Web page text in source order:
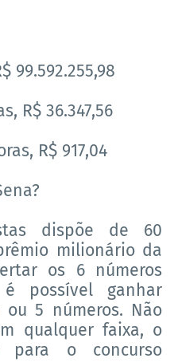
99.592.255,98
R$ 36.347,56
R$ 917,04
dispõe de 60
milionário da
os 6 números
é possível ganhar
5 números. Não
qualquer faixa, o
para o concurso